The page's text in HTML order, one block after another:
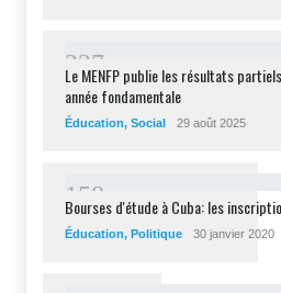
227
Le MENFP publie les résultats
année fondamentale
Éducation, Social 29 août 2025
1 58
Bourses d'étude à Cuba: les
Éducation, Politique 30 janvier 2020